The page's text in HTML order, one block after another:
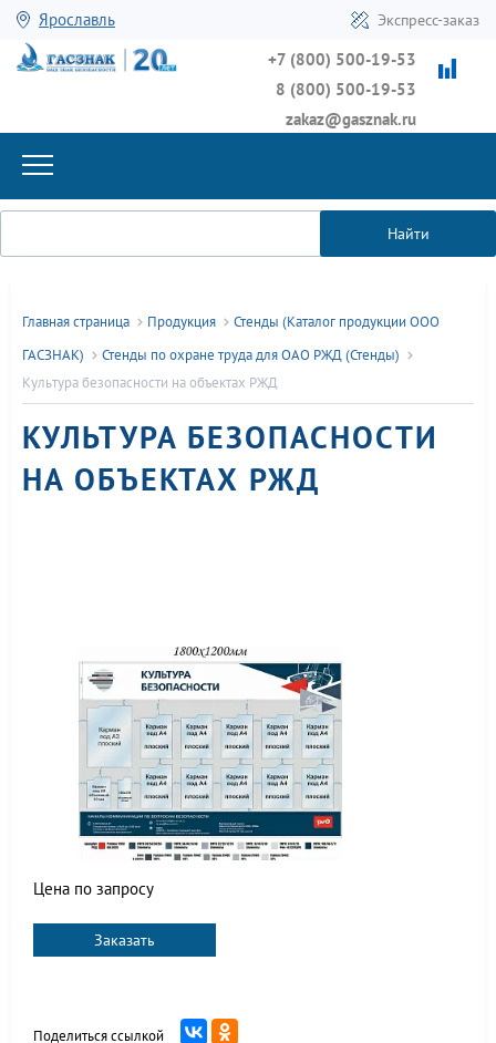
Ярославль Экспресс-заказ
+7 (800) 500-19-53
8 (800) 500-19-53
zakaz@gasznak.ru
Найти
Главная страница Продукция
Стенды (Каталог продукции ООО
ГАСЗНАК)
Стенды по охране труда для ОАО РЖД (Стенды)
Культура безопасности на объектах РЖД
КУЛЬТУРА БЕЗОПАСНОСТИ
НА ОБЪЕКТАХ РЖД
Цена по запросу
Заказать
Поделиться ссылкой